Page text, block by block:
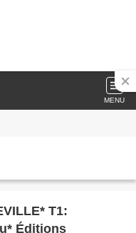
MENU
T1:
Éditions